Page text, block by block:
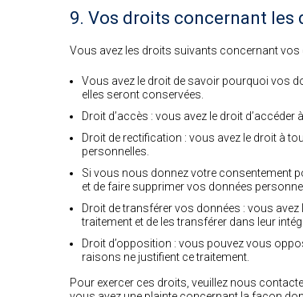
9. Vos droits concernant les
Vous avez les droits suivants concernant vos
Vous avez le droit de savoir pourquoi vos
elles seront conservées.
Droit d’accès : vous avez le droit
Droit de rectification : vous avez le droit à
personnelles.
Si vous nous donnez votre consentement
et de faire supprimer vos données
Droit de transférer vos données : vous
traitement et de les transférer dans leur
Droit d’opposition : vous pouvez vous
raisons ne justifient ce traitement.
Pour exercer ces droits, veuillez nous